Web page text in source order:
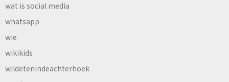
wat is social media
whatsapp
wie
wikikids
wildetenindeachterhoek